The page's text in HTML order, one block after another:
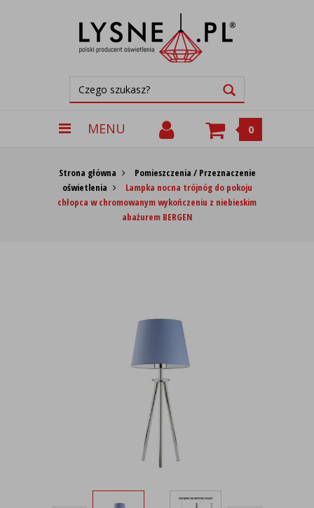
MENU 0
Strona główna
Pomieszczenia / Przeznaczenie
oświetlenia
Lampka nocna trójnóg do pokoju
chłopca w chromowanym wykończeniu z niebieskim
abażurem BERGEN